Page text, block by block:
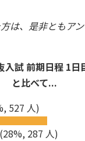
は、是非ともア
入試 前期日程 1
と比べて...
527 人)
(28%, 287 人)